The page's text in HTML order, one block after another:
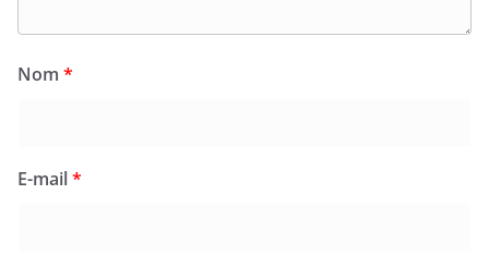
Nom *
E-mail*